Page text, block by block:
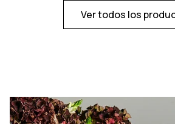
Ver todos los